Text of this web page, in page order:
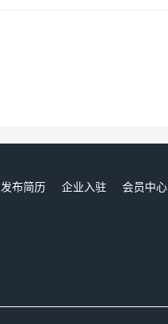
发布简历 企业入驻 会员中心